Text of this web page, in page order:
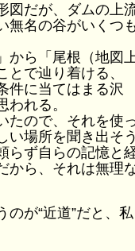
図だが、ダムの上
無名の谷がいくつ
から「尾根（地図
で辿り着ける、
件に当てはまる沢
れる。
たので、それを使
い場所を聞き出そ
らず自らの記憶と
から、それは無理
が“近道”だと、私